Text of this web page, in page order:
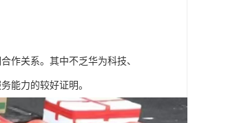
作关系。其中不乏华为科技、
能力的较好证明。